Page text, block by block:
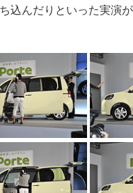
込んだりといった実演が